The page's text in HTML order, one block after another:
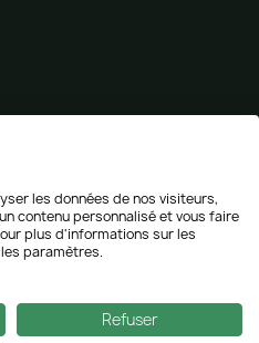
les meilleures variétés
dans de nombreux
les données de nos visiteurs,
contenu personnalisé et vous faire
plus d'informations sur les
paramètres.
Refuser